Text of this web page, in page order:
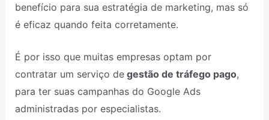
benefício para sua estratégia de marketing, mas só
é eficaz quando feita corretamente.
É por isso que muitas empresas optam por
contratar um serviço degestão de tráfego pago,
para ter suas campanhas do Google Ads
administradas por especialistas.